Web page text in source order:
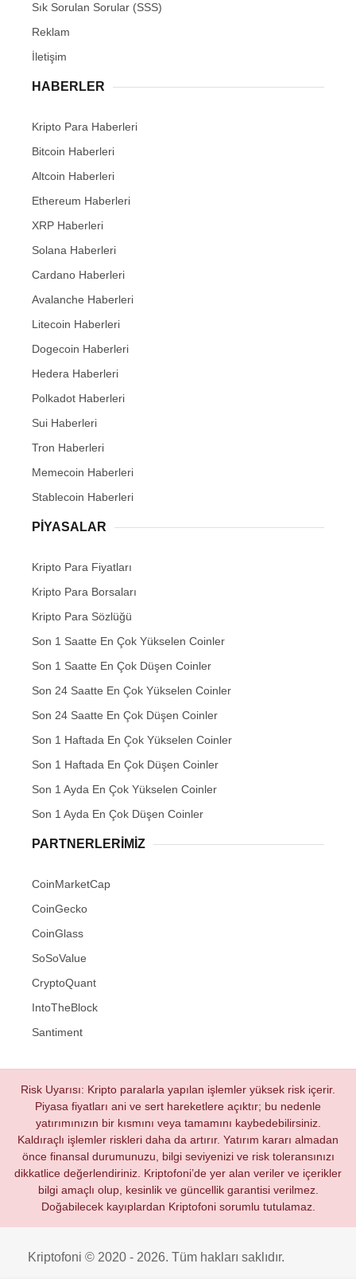
Sık Sorulan Sorular (SSS)
Reklam
İletişim
HABERLER
Kripto Para Haberleri
Bitcoin Haberleri
Altcoin Haberleri
Ethereum Haberleri
XRP Haberleri
Solana Haberleri
Cardano Haberleri
Avalanche Haberleri
Litecoin Haberleri
Dogecoin Haberleri
Hedera Haberleri
Polkadot Haberleri
Sui Haberleri
Tron Haberleri
Memecoin Haberleri
Stablecoin Haberleri
PIYASALAR
Kripto Para Fiyatları
Kripto Para Borsaları
Kripto Para Sözlüğü
Son 1 Saatte En Çok Yükselen Coinler
Son 1 Saatte En Çok Düşen Coinler
Son 24 Saatte En Çok Yükselen Coinler
Son 24 Saatte En Çok Düşen Coinler
Son 1 Haftada En Çok Yükselen Coinler
Son 1 Haftada En Çok Düşen Coinler
Son 1 Ayda En Çok Yükselen Coinler
Son 1 Ayda En Çok Düşen Coinler
PARTNERLERIMIZ
CoinMarketCap
CoinGecko
CoinGlass
SoSoValue
CryptoQuant
IntoTheBlock
Santiment
Risk Uyarısı: Kripto paralarla yapılan işlemler yüksek risk içerir.
Piyasa fiyatları ani ve sert hareketlere açıktır; bu nedenle
yatırımınızın bir kısmını veya tamamını kaybedebilirsiniz.
Kaldıraçlı işlemler riskleri daha da artırır. Yatırım kararı almadan
önce finansal durumunuzu, bilgi seviyenizi ve risk toleransınızı
dikkatlice değerlendiriniz. Kriptofoni’de yer alan veriler ve içerikler
bilgi amaçlı olup, kesinlik ve güncellik garantisi verilmez.
Doğabilecek kayıplardan Kriptofoni sorumlu tutulamaz.
Kriptofoni © 2020 - 2026. Tüm hakları saklıdır.